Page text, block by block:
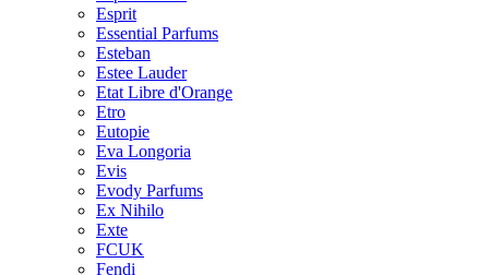
Esprit
Essential Parfums
Esteban
Estee Lauder
Etat Libre d'Orange
Etro
Eutopie
Eva Longoria
Evis
Evody Parfums
Ex Nihilo
Exte
FCUK
Fendi